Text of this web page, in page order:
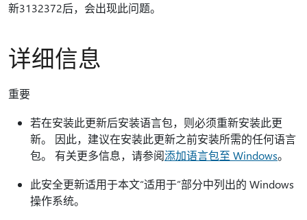
新3132372后，会出现此问题。
详细信息
重要
若在安装此更新后安装语言包，则必须重新安装此更
新。 因此，建议在安装此更新之前安装所需的任何语言
包。 有关更多信息，请参阅添加语言包至 Windows。
此安全更新适用于本文“适用于”部分中列出的 Windows
操作系统。